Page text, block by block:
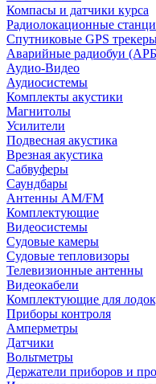
Компасы и датчики курса
Радиолокационные
Спутниковые GPS
Аварийные радиобуи
Аудио-Видео
Аудиосистемы
Комплекты акустики
Магнитолы
Усилители
Подвесная акустика
Врезная акустика
Сабвуферы
Саундбары
Антенны AM/FM
Комплектующие
Видеосистемы
Судовые камеры
Cудовые тепловизоры
Телевизионные антенны
Видеокабели
Комплектующие для
Приборы контроля
Амперметры
Датчики
Вольтметры
Держатели приборов и